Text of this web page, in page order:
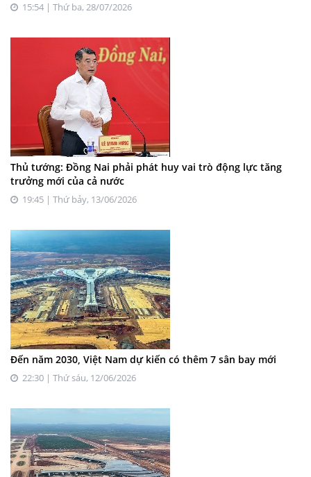
15:54 | Thứ ba, 28/07/2026
Thủ tướng: Đồng Nai phải phát huy vai trò động lực tăng
trưởng mới của cả nước
19:45 | Thứ bảy, 13/06/2026
Đến năm 2030, Việt Nam dự kiến có thêm 7 sân bay mới
22:30 | Thứ sáu, 12/06/2026